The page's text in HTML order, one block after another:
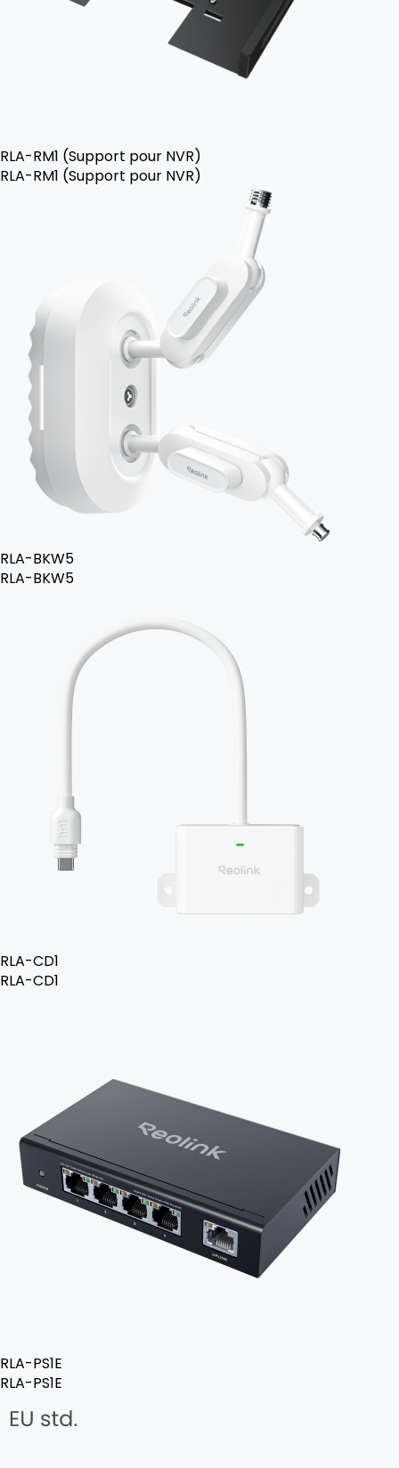
RLA-RM1 (Support pour NVR)
RLA-RM1 (Support pour NVR)
RLA-BKW5
RLA-BKW5
RLA-CD1
RLA-CD1
RLA-PS1E
RLA-PS1E